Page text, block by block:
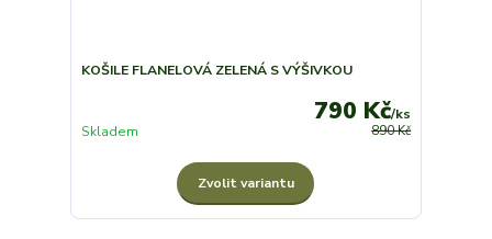
KOŠILE FLANELOVÁ ZELENÁ S VÝŠIVKOU
890 Kč
790 Kč/ks
Skladem
Zvolit variantu